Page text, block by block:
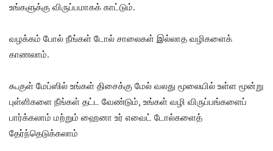
உங்களுக்கு விருப்பமாகக் காட்டும்.
வழக்கம் போல் நீங்கள் டோல் சாலைகள் இல்லாத வழிகளைக்
காணலாம்.
கூகுள் மேப்ஸில் உங்கள் திசைக்கு மேல் வலது மூலையில் உள்ள மூன்று
புள்ளிகளை நீங்கள் தட்ட வேண்டும், உங்கள் வழி விருப்பங்களைப்
பார்க்கலாம் மற்றும் ஹைனா உர் எவைட் டோல்களைத்
தேர்ந்தெடுக்கலாம்